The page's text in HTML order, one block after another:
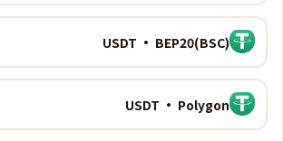
USDT · BEP20(BSC)
USDT · Polygon